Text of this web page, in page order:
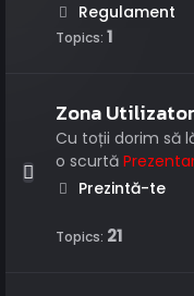
Regulament
Topics: 1
Zona
Cu toții dorim să
o scurtă
Prezintă-te
Topics: 21